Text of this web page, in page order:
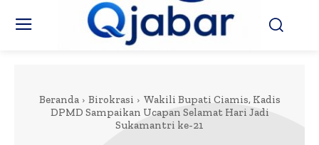
Beranda Birokrasi
Wakili Bupati Ciamis, Kadis
DPMD Sampaikan Ucapan Selamat Hari Jadi
Sukamantri ke-21